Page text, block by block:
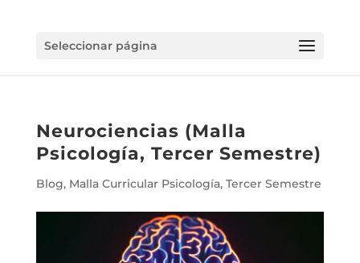
Seleccionar página
Neurociencias (Malla
Psicología, Tercer Semestre)
Blog, Malla Curricular Psicología, Tercer Semestre